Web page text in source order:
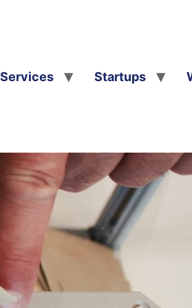
Services Startups